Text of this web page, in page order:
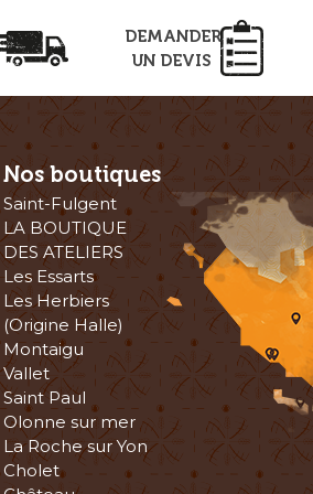
DEMANDER
UN DEVIS
Nos boutiques
Saint-Fulgent
LA BOUTIQUE
DES ATELIERS
Les Essarts
Les Herbiers
(Origine Halle)
Montaigu
Vallet
Saint Paul
Olonne sur mer
La Roche sur Yon
Cholet